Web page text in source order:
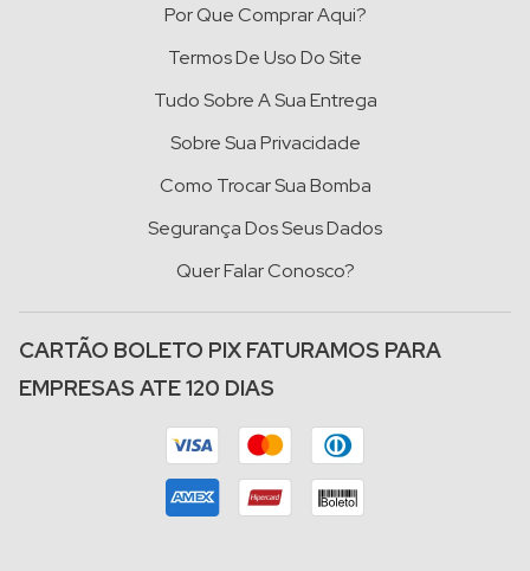
Por Que Comprar Aqui?
Termos De Uso Do Site
Tudo Sobre A Sua Entrega
Sobre Sua Privacidade
Como Trocar Sua Bomba
Segurança Dos Seus Dados
Quer Falar Conosco?
CARTÃO BOLETO PIX FATURAMOS PARA
EMPRESAS ATE 120 DIAS